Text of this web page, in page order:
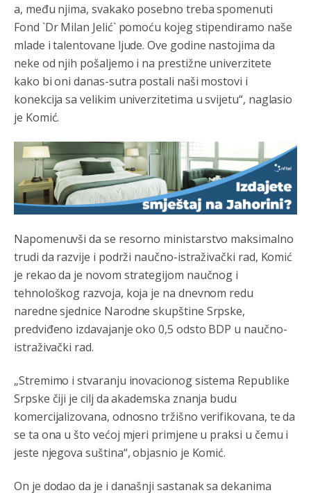
a, među njima, svakako posebno treba spomenuti
Fond `Dr Milan Jelić` pomoću kojeg stipendiramo naše
mlade i talentovane ljude. Ove godine nastojima da
neke od njih pošaljemo i na prestižne univerzitete
kako bi oni danas-sutra postali naši mostovi i
konekcija sa velikim univerzitetima u svijetu“, naglasio
je Komić.
Napomenuvši da se resorno ministarstvo maksimalno
trudi da razvije i podrži naučno-istraživački rad, Komić
je rekao da je novom strategijom naučnog i
tehnološkog razvoja, koja je na dnevnom redu
naredne sjednice Narodne skupštine Srpske,
predviđeno izdavajanje oko 0,5 odsto BDP u naučno-
istraživački rad.
„Stremimo i stvaranju inovacionog sistema Republike
Srpske čiji je cilj da akademska znanja budu
komercijalizovana, odnosno tržišno verifikovana, te da
se ta ona u što većoj mjeri primjene u praksi u čemu i
jeste njegova suština“, objasnio je Komić.
On je dodao da je i današnji sastanak sa dekanima
Sto bogatiji-to skrtiji,sto tisi-to opasniji,sto pricivljiviji-to
gluplji,sto ljepsi-to razmazaniji,sto emotivniji-to
iskreniji,sto jaci- to bezdusniji,sto sladji u govoru-to
veci prevarant...
Анонимно2802132 јуче 2:14
što znaju.